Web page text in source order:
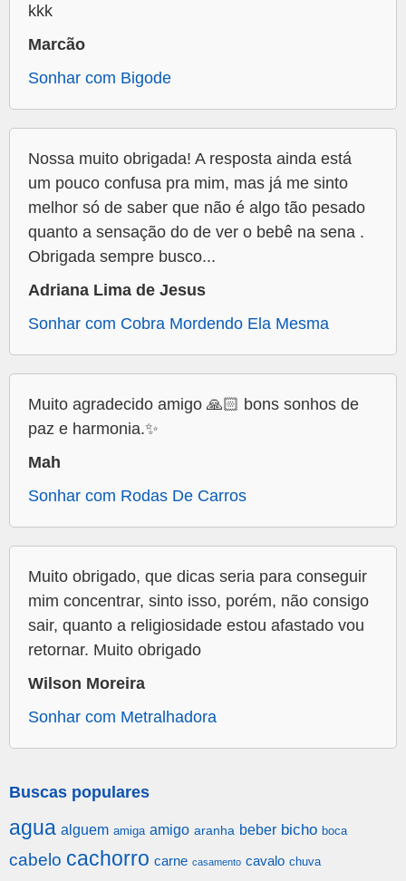
kkk
Marcão
Sonhar com Bigode
Nossa muito obrigada! A resposta ainda está
um pouco confusa pra mim, mas já me sinto
melhor só de saber que não é algo tão pesado
quanto a sensação do de ver o bebê na sena .
Obrigada sempre busco...
Adriana Lima de Jesus
Sonhar com Cobra Mordendo Ela Mesma
Muito agradecido amigo 🙏🏻 bons sonhos de
paz e harmonia.✨
Mah
Sonhar com Rodas De Carros
Muito obrigado, que dicas seria para conseguir
mim concentrar, sinto isso, porém, não consigo
sair, quanto a religiosidade estou afastado vou
retornar. Muito obrigado
Wilson Moreira
Sonhar com Metralhadora
Buscas populares
agua alguem amiga amigo aranha beber bicho boca
cabelo cachorro carne casamento cavalo chuva